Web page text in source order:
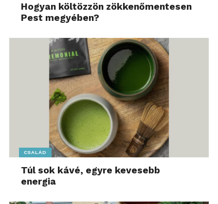
Hogyan költözzön zökkenőmentesen
Pest megyében?
CSALÁD
Túl sok kávé, egyre kevesebb
energia